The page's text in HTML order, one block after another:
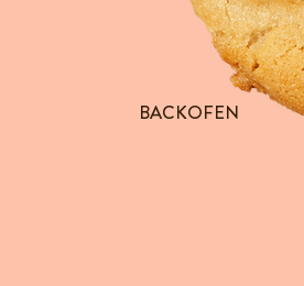
BACKOFEN